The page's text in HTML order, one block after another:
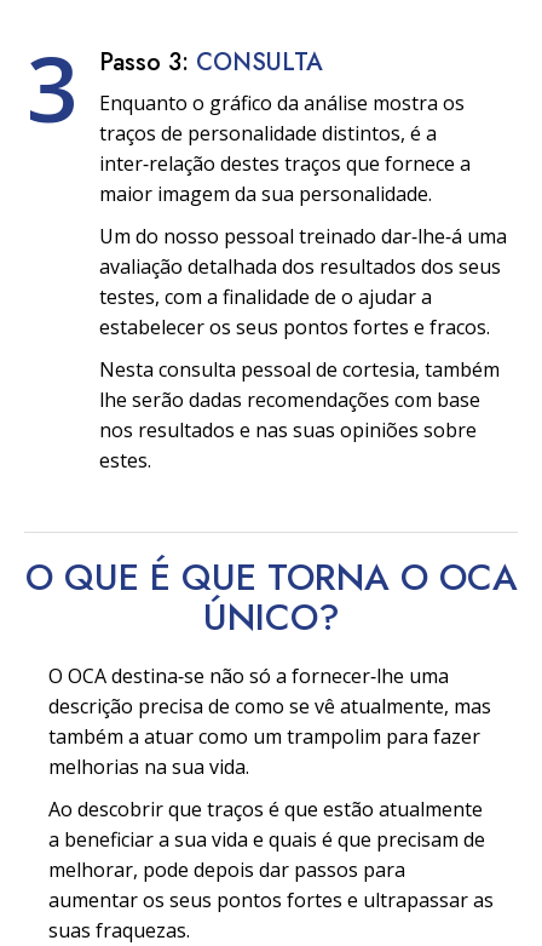
3 Passo 3: CONSULTA
Enquanto o gráfico da análise mostra os
traços de personalidade distintos, é a
inter‑relação destes traços que fornece a
maior imagem da sua personalidade.
Um do nosso pessoal treinado dar‑lhe‑á uma
avaliação detalhada dos resultados dos seus
testes, com a finalidade de o ajudar a
estabelecer os seus pontos fortes e fracos.
Nesta consulta pessoal de cortesia, também
lhe serão dadas recomendações com base
nos resultados e nas suas opiniões sobre
estes.
O QUE É QUE TORNA O OCA
ÚNICO?
O OCA destina‑se não só a fornecer‑lhe uma
descrição precisa de como se vê atualmente, mas
também a atuar como um trampolim para fazer
melhorias na sua vida.
Ao descobrir que traços é que estão atualmente
a beneficiar a sua vida e quais é que precisam de
melhorar, pode depois dar passos para
aumentar os seus pontos fortes e ultrapassar as
suas fraquezas.